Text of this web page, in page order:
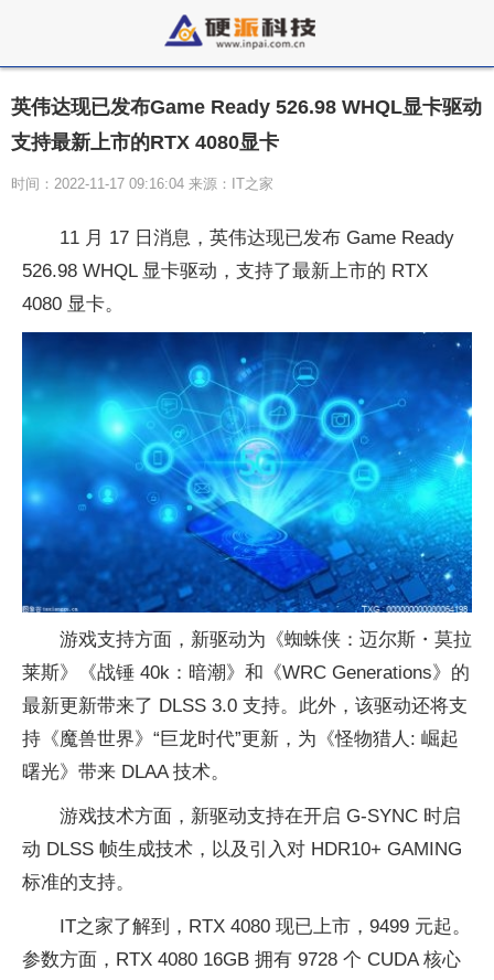
英伟达现已发布Game Ready 526.98 WHQL显卡驱动
支持最新上市的RTX 4080显卡
时间：2022-11-17 09:16:04 来源：IT之家
11 月 17 日消息，英伟达现已发布 Game Ready
526.98 WHQL 显卡驱动，支持了最新上市的 RTX
4080 显卡。
游戏支持方面，新驱动为《蜘蛛侠：迈尔斯・莫拉
莱斯》《战锤 40k：暗潮》和《WRC Generations》的
最新更新带来了 DLSS 3.0 支持。此外，该驱动还将支
持《魔兽世界》“巨龙时代”更新，为《怪物猎人: 崛起
曙光》带来 DLAA 技术。
游戏技术方面，新驱动支持在开启 G-SYNC 时启
动 DLSS 帧生成技术，以及引入对 HDR10+ GAMING
标准的支持。
IT之家了解到，RTX 4080 现已上市，9499 元起。
参数方面，RTX 4080 16GB 拥有 9728 个 CUDA 核心